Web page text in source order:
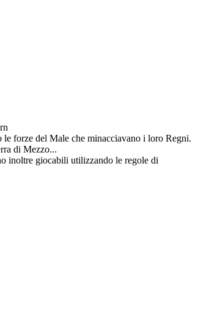
forze del Male che minacciavano i loro Regni.
di Mezzo...
inoltre giocabili utilizzando le regole di